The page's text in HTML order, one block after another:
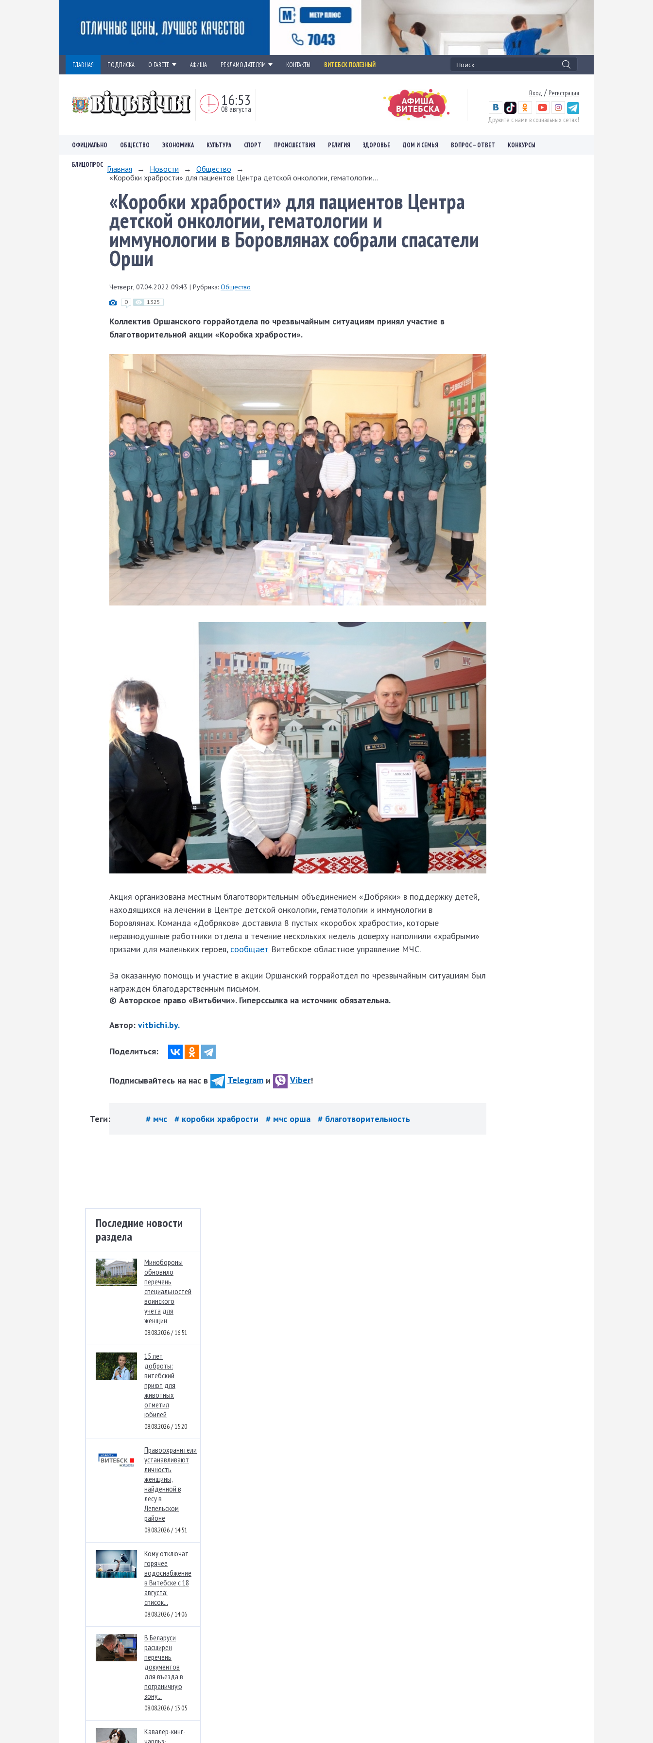
ГЛАВНАЯ ПОДПИСКА О ГАЗЕТЕ АФИША РЕКЛАМОДАТЕЛЯМ КОНТАКТЫ ВИТЕБСК ПОЛЕЗНЫЙ
16:53
08 августа
Вход / Регистрация
Дружите с нами в социальных сетях!
ОФИЦИАЛЬНО ОБЩЕСТВО ЭКОНОМИКА КУЛЬТУРА СПОРТ ПРОИСШЕСТВИЯ РЕЛИГИЯ ЗДОРОВЬЕ ДОМ И СЕМЬЯ ВОПРОС – ОТВЕТ КОНКУРСЫ
БЛИЦОПРОС Главная → Новости → Общество
→
«Коробки храбрости» для пациентов Центра детской онкологии, гематологии...
«Коробки храбрости» для пациентов Центра
детской онкологии, гематологии и
иммунологии в Боровлянах собрали спасатели
Орши
Четверг, 07.04.2022 09:43 | Рубрика: Общество
0 1325
Коллектив Оршанского горрайотдела по чрезвычайным ситуациям принял участие в
благотворительной акции «Коробка храбрости».
Акция организована местным благотворительным объединением «Добряки» в поддержку детей,
находящихся на лечении в Центре детской онкологии, гематологии и иммунологии в
Боровлянах. Команда «Добряков» доставила 8 пустых «коробок храбрости», которые
неравнодушные работники отдела в течение нескольких недель доверху наполнили «храбрыми»
призами для маленьких героев, сообщает Витебское областное управление МЧС.
За оказанную помощь и участие в акции Оршанский горрайотдел по чрезвычайным ситуациям был
награжден благодарственным письмом.
© Авторское право «Витьбичи». Гиперссылка на источник обязательна.
Автор: vitbichi.by.
Поделиться:
Подписывайтесь на нас в Telegram и Viber!
Теги: # мчс # коробки храбрости # мчс орша # благотворительность
Последние новости
раздела
Минобороны
обновило
перечень
специальностей
воинского
учета для
женщин
08.08.2026 / 16:51
15 лет
доброты:
витебский
приют для
животных
отметил
юбилей
08.08.2026 / 15:20
Правоохранители
устанавливают
личность
женщины,
найденной в
лесу в
Лепельском
районе
08.08.2026 / 14:51
Кому отключат
горячее
водоснабжение
в Витебске с 18
августа:
список...
08.08.2026 / 14:06
В Беларуси
расширен
перечень
документов
для въезда в
пограничную
зону...
08.08.2026 / 13:05
Кавалер-кинг-
чарльз-